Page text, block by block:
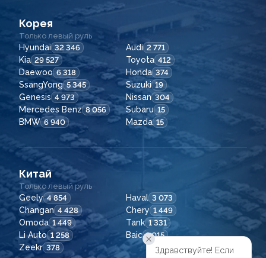
Корея
Только левый руль
Hyundai 32 346 Audi 2 771
Kia 29 527 Toyota 412
Daewoo 6 318 Honda 374
SsangYong 5 345 Suzuki 19
Genesis 4 973 Nissan 304
Mercedes Benz 8 056 Subaru 15
BMW 6 940 Mazda 15
Китай
Только левый руль
Geely 4 854 Haval 3 073
Changan 4 428 Chery 1 449
Omoda 1 449 Tank 1 331
Li Auto 1 258 Baic 1 015
Zeekr 378
Здравствуйте! Если